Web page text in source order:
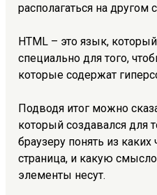
располагаться на другом
HTML – это язык,
специально для того,
которые содержат
Подводя итог можно
который создавался для
браузеру понять из каких
страница, и какую
элементы несут.